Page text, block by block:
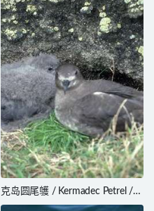
克岛圆尾鹱 / Kermadec Petrel /
Pterodroma neglecta